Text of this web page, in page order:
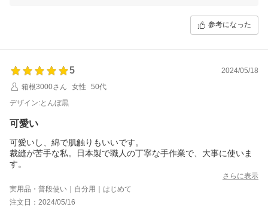
参考になった
5
2024/05/18
箱根3000さん
女性
50代
デザイン:とんぼ黒
可愛い
可愛いし、綿で肌触りもいいです。
裁縫が苦手な私。日本製で職人の丁寧な手作業で、大事に使いま
す。
さらに表示
実用品・普段使い｜自分用｜はじめて
注文日：2024/05/16